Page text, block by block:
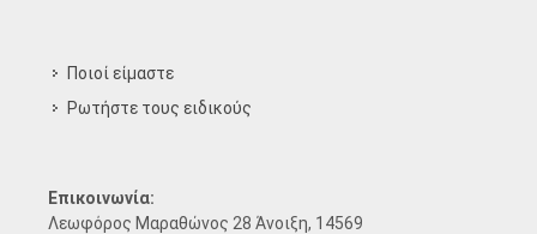
Ποιοί είμαστε
Ρωτήστε τους ειδικούς
Επικοινωνία:
Λεωφόρος Μαραθώνος 28 Άνοιξη, 14569